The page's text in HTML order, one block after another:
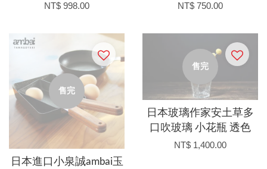
NT$ 998.00 NT$ 750.00
售完
日本進口小泉誠ambai玉
售完
日本玻璃作家安土草多
口吹玻璃 小花瓶 透色
NT$ 1,400.00